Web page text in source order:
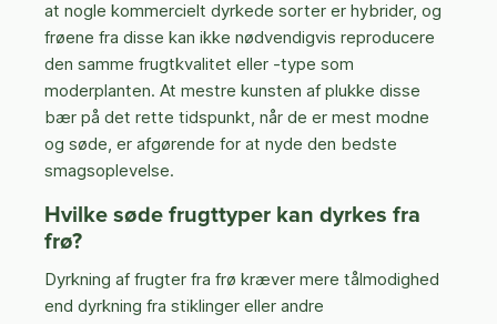
at nogle kommercielt dyrkede sorter er hybrider, og
frøene fra disse kan ikke nødvendigvis reproducere
den samme frugtkvalitet eller -type som
moderplanten. At mestre kunsten af plukke disse
bær på det rette tidspunkt, når de er mest modne
og søde, er afgørende for at nyde den bedste
smagsoplevelse.
Hvilke søde frugttyper kan dyrkes fra
frø?
Dyrkning af frugter fra frø kræver mere tålmodighed
end dyrkning fra stiklinger eller andre